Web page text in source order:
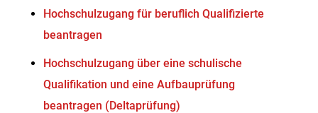
Hochschulzugang für beruflich Qualifizierte
beantragen
Hochschulzugang über eine schulische
Qualifikation und eine Aufbauprüfung
beantragen (Deltaprüfung)